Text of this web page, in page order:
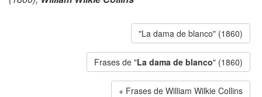
"La dama de blanco" (1860)
Frases de "La dama de blanco" (1860)
Frases de William Wilkie Collins